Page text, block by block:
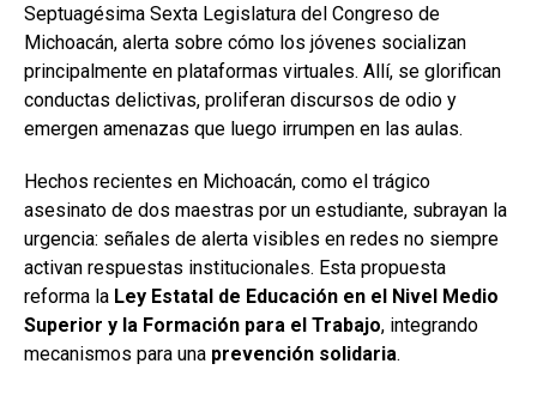
Septuagésima Sexta Legislatura del Congreso de
Michoacán, alerta sobre cómo los jóvenes socializan
principalmente en plataformas virtuales. Allí, se glorifican
conductas delictivas, proliferan discursos de odio y
emergen amenazas que luego irrumpen en las aulas.
Hechos recientes en Michoacán, como el trágico
asesinato de dos maestras por un estudiante, subrayan la
urgencia: señales de alerta visibles en redes no siempre
activan respuestas institucionales. Esta propuesta
reforma la Ley Estatal de Educación en el Nivel Medio
Superior y la Formación para el Trabajo, integrando
mecanismos para una prevención solidaria.